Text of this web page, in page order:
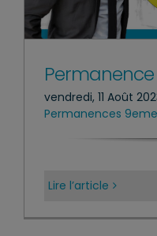
Permanence
vendredi, 11 Août
Permanences
Lire l’article